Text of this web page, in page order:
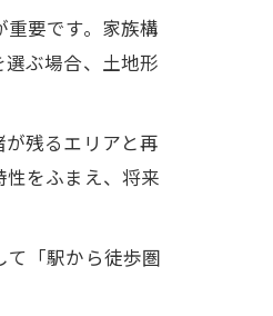
要です。家族構
ぶ場合、土地形
残るエリアと再
をふまえ、将来
「駅から徒歩圏